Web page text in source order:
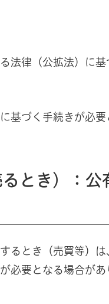
法律（公拡法）に
基づく手続きが必要
とき）：
るとき（売買等）
必要となる場合があ